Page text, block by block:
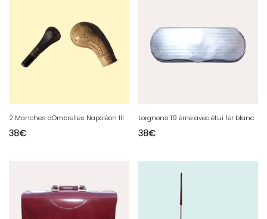
2 Manches dOmbrelles Napolèon III
38€
Lorgnons 19 ème avec étui fer blanc
38€